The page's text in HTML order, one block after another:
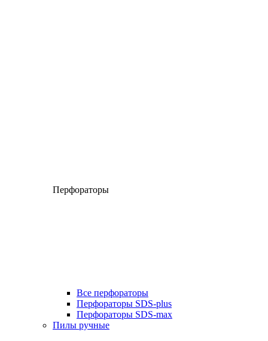
Перфораторы
Все перфораторы
Перфораторы SDS-plus
Перфораторы SDS-max
Пилы ручные